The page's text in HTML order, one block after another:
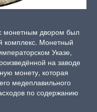
монетным двором был
комплекс. Монетный
Указе,
на заводе
монету, которая
медеплавильного
по содержанию